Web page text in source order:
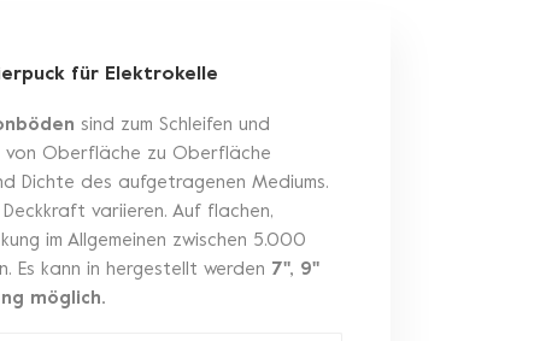
für Elektrokelle
sind zum Schleifen und
von Oberfläche zu Oberfläche
Dichte des aufgetragenen Mediums.
variieren. Auf flachen,
im Allgemeinen zwischen 5.000
kann in hergestellt werden 7'', 9''
möglich.